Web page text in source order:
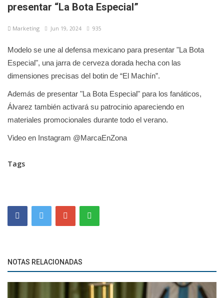
presentar “La Bota Especial”
Marketíng Jun 19, 2024 935
Modelo se une al defensa mexicano para presentar "La Bota
Especial", una jarra de cerveza dorada hecha con las
dimensiones precisas del botin de “El Machín”.
Además de presentar "La Bota Especial" para los fanáticos,
Álvarez también activará su patrocinio apareciendo en
materiales promocionales durante todo el verano.
Video en Instagram @MarcaEnZona
Tags
NOTAS RELACIONADAS